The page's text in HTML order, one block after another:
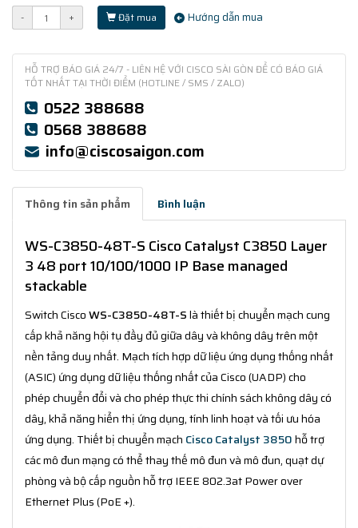
- + Đặt mua Hướng dẫn mua
HỖ TRỢ BÁO GIÁ 24/7 - LIÊN HỆ VỚI CISCO SÀI GÒN ĐỂ CÓ BÁO GIÁ
TỐT NHẤT TẠI THỜI ĐIỂM (HOTLINE / SMS / ZALO)
0522 388688
0568 388688
info@ciscosaigon.com
Thông tin sản phẩm Bình luận
WS-C3850-48T-S Cisco Catalyst C3850 Layer
3 48 port 10/100/1000 IP Base managed
stackable
Switch CiscoWS-C3850-48T-Slà thiết bị chuyển mạch cung
cấp khả năng hội tụ đầy đủ giữa dây và không dây trên một
nền tảng duy nhất. Mạch tích hợp dữ liệu ứng dụng thống nhất
(ASIC) ứng dụng dữ liệu thống nhất của Cisco (UADP) cho
phép chuyển đổi và cho phép thực thi chính sách không dây có
dây, khả năng hiển thị ứng dụng, tính linh hoạt và tối ưu hóa
ứng dụng. Thiết bị chuyển mạch Cisco Catalyst 3850hỗ trợ
các mô đun mạng có thể thay thế mô đun và mô đun, quạt dự
phòng và bộ cấp nguồn hỗ trợ IEEE 802.3at Power over
Ethernet Plus (PoE +).